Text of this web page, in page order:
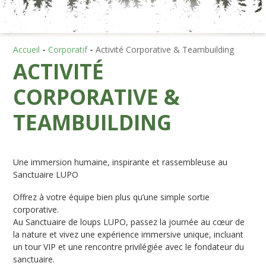
Accueil - Corporatif - Activité Corporative & Teambuilding
ACTIVITÉ
CORPORATIVE &
TEAMBUILDING
Une immersion humaine, inspirante et rassembleuse au
Sanctuaire LUPO
Offrez à votre équipe bien plus qu’une simple sortie
corporative.
Au Sanctuaire de loups LUPO, passez la journée au cœur de
la nature et vivez une expérience immersive unique, incluant
un tour VIP et une rencontre privilégiée avec le fondateur du
sanctuaire.